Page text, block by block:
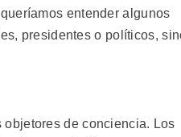
entender algunos
presidentes o políticos,
de conciencia. Los